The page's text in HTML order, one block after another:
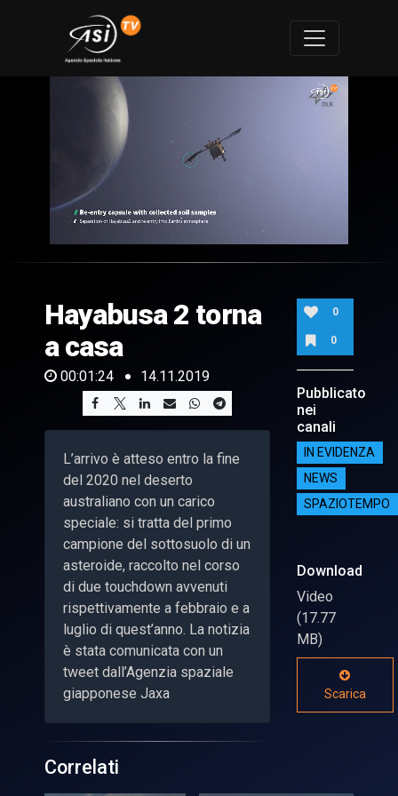
of
24
seconds
Hayabusa 2 torna
a casa
00:01:24 14.11.2019
L’arrivo è atteso entro la fine
del 2020 nel deserto
australiano con un carico
speciale: si tratta del primo
campione del sottosuolo di un
asteroide, raccolto nel corso
di due touchdown avvenuti
rispettivamente a febbraio e a
luglio di quest’anno. La notizia
è stata comunicata con un
tweet dall’Agenzia spaziale
giapponese Jaxa
0
0
Pubblicato
nei
canali
IN EVIDENZA
NEWS
SPAZIOTEMPO
Download
Video
(17.77
MB)
Scarica
Correlati